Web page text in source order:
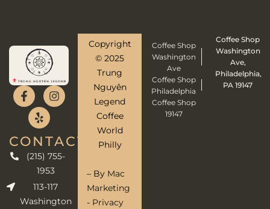
CONTACT
(215) 755-
1953
113-117
Washington
Copyright
© 2025
Trung
Nguyên
Legend
Coffee
World
Philly
– By Mac
Marketing
- Privacy
Coffee Shop
Washington
Ave
Coffee Shop
Philadelphia
Coffee Shop
19147
Coffee Shop
Washington
Ave,
Philadelphia,
PA 19147